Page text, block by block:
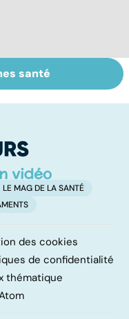
de gamètes :
et le
de
santé
LE MAG DE LA SANTÉ
des cookies
de confidentialité
thématique